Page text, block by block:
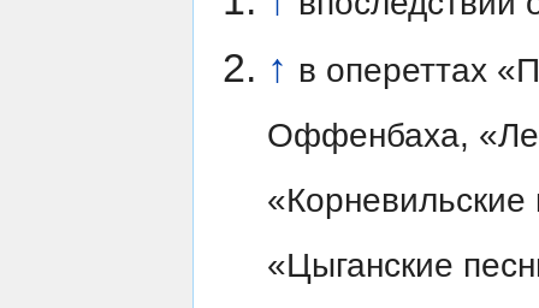
↑ в опереттах
Оффенбаха,
«Корневильские
«Цыганские